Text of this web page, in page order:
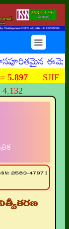
☰
5.897 SJIF
2583-4797 |